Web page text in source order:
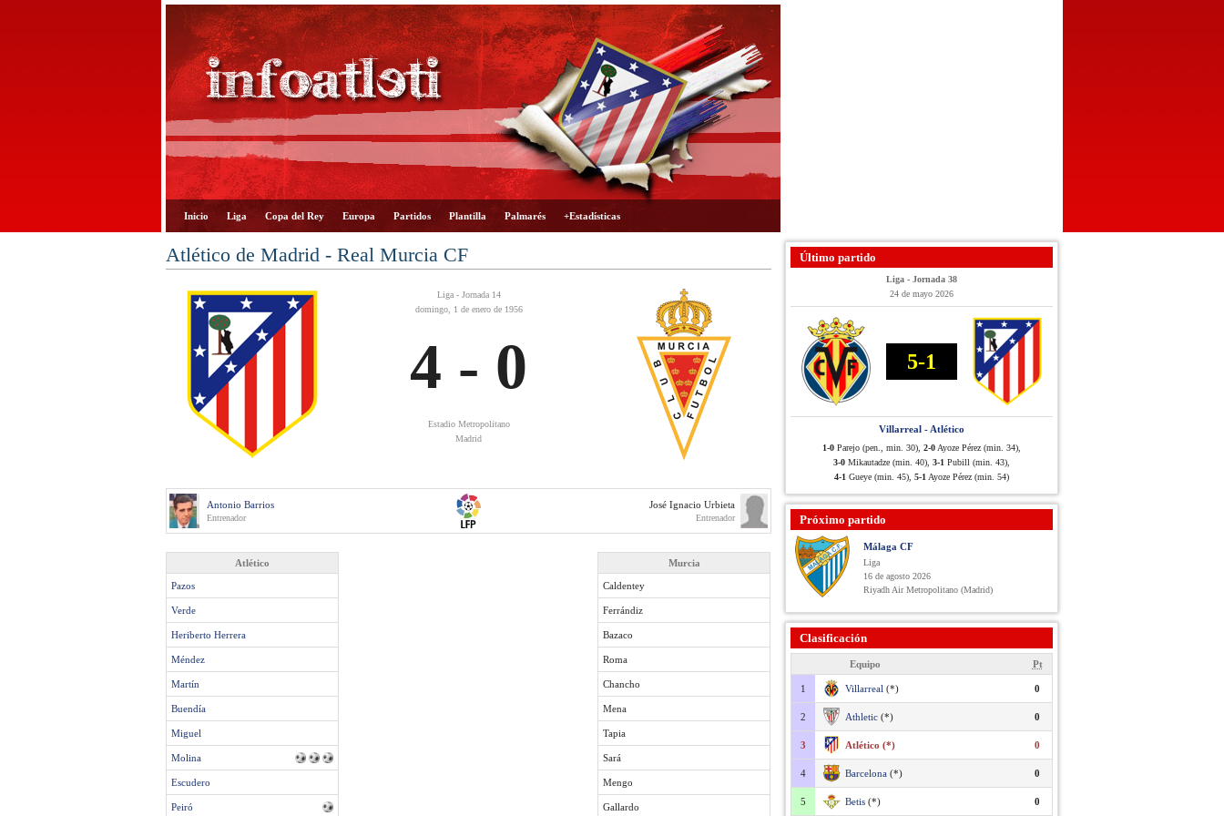
Inicio Liga Copa del Rey Europa Partidos Plantilla Palmarés +Estadísticas
Atlético de Madrid - Real Murcia CF
Liga - Jornada 14
domingo, 1 de enero de 1956
4 - 0
Estadio Metropolitano
Madrid
Antonio Barrios
Entrenador
José Ignacio Urbieta
Entrenador
Atlético
Pazos
Verde
Heriberto Herrera
Méndez
Martín
Buendía
Miguel
Molina
Escudero
Peiró
Murcia
Caldentey
Ferrándiz
Bazaco
Roma
Chancho
Mena
Tapia
Sará
Mengo
Gallardo
Último partido
Liga - Jornada 38
24 de mayo 2026
5-1
Villarreal - Atlético
1-0 Parejo (pen., min. 30), 2-0 Ayoze Pérez (min. 34),
3-0 Mikautadze (min. 40), 3-1 Pubill (min. 43),
4-1 Gueye (min. 45), 5-1 Ayoze Pérez (min. 54)
Próximo partido
Málaga CF
Liga
16 de agosto 2026
Riyadh Air Metropolitano (Madrid)
Clasificación
Equipo Pt
1 Villarreal (*) 0
2 Athletic (*) 0
3 Atlético (*) 0
4 Barcelona (*) 0
5 Betis (*) 0